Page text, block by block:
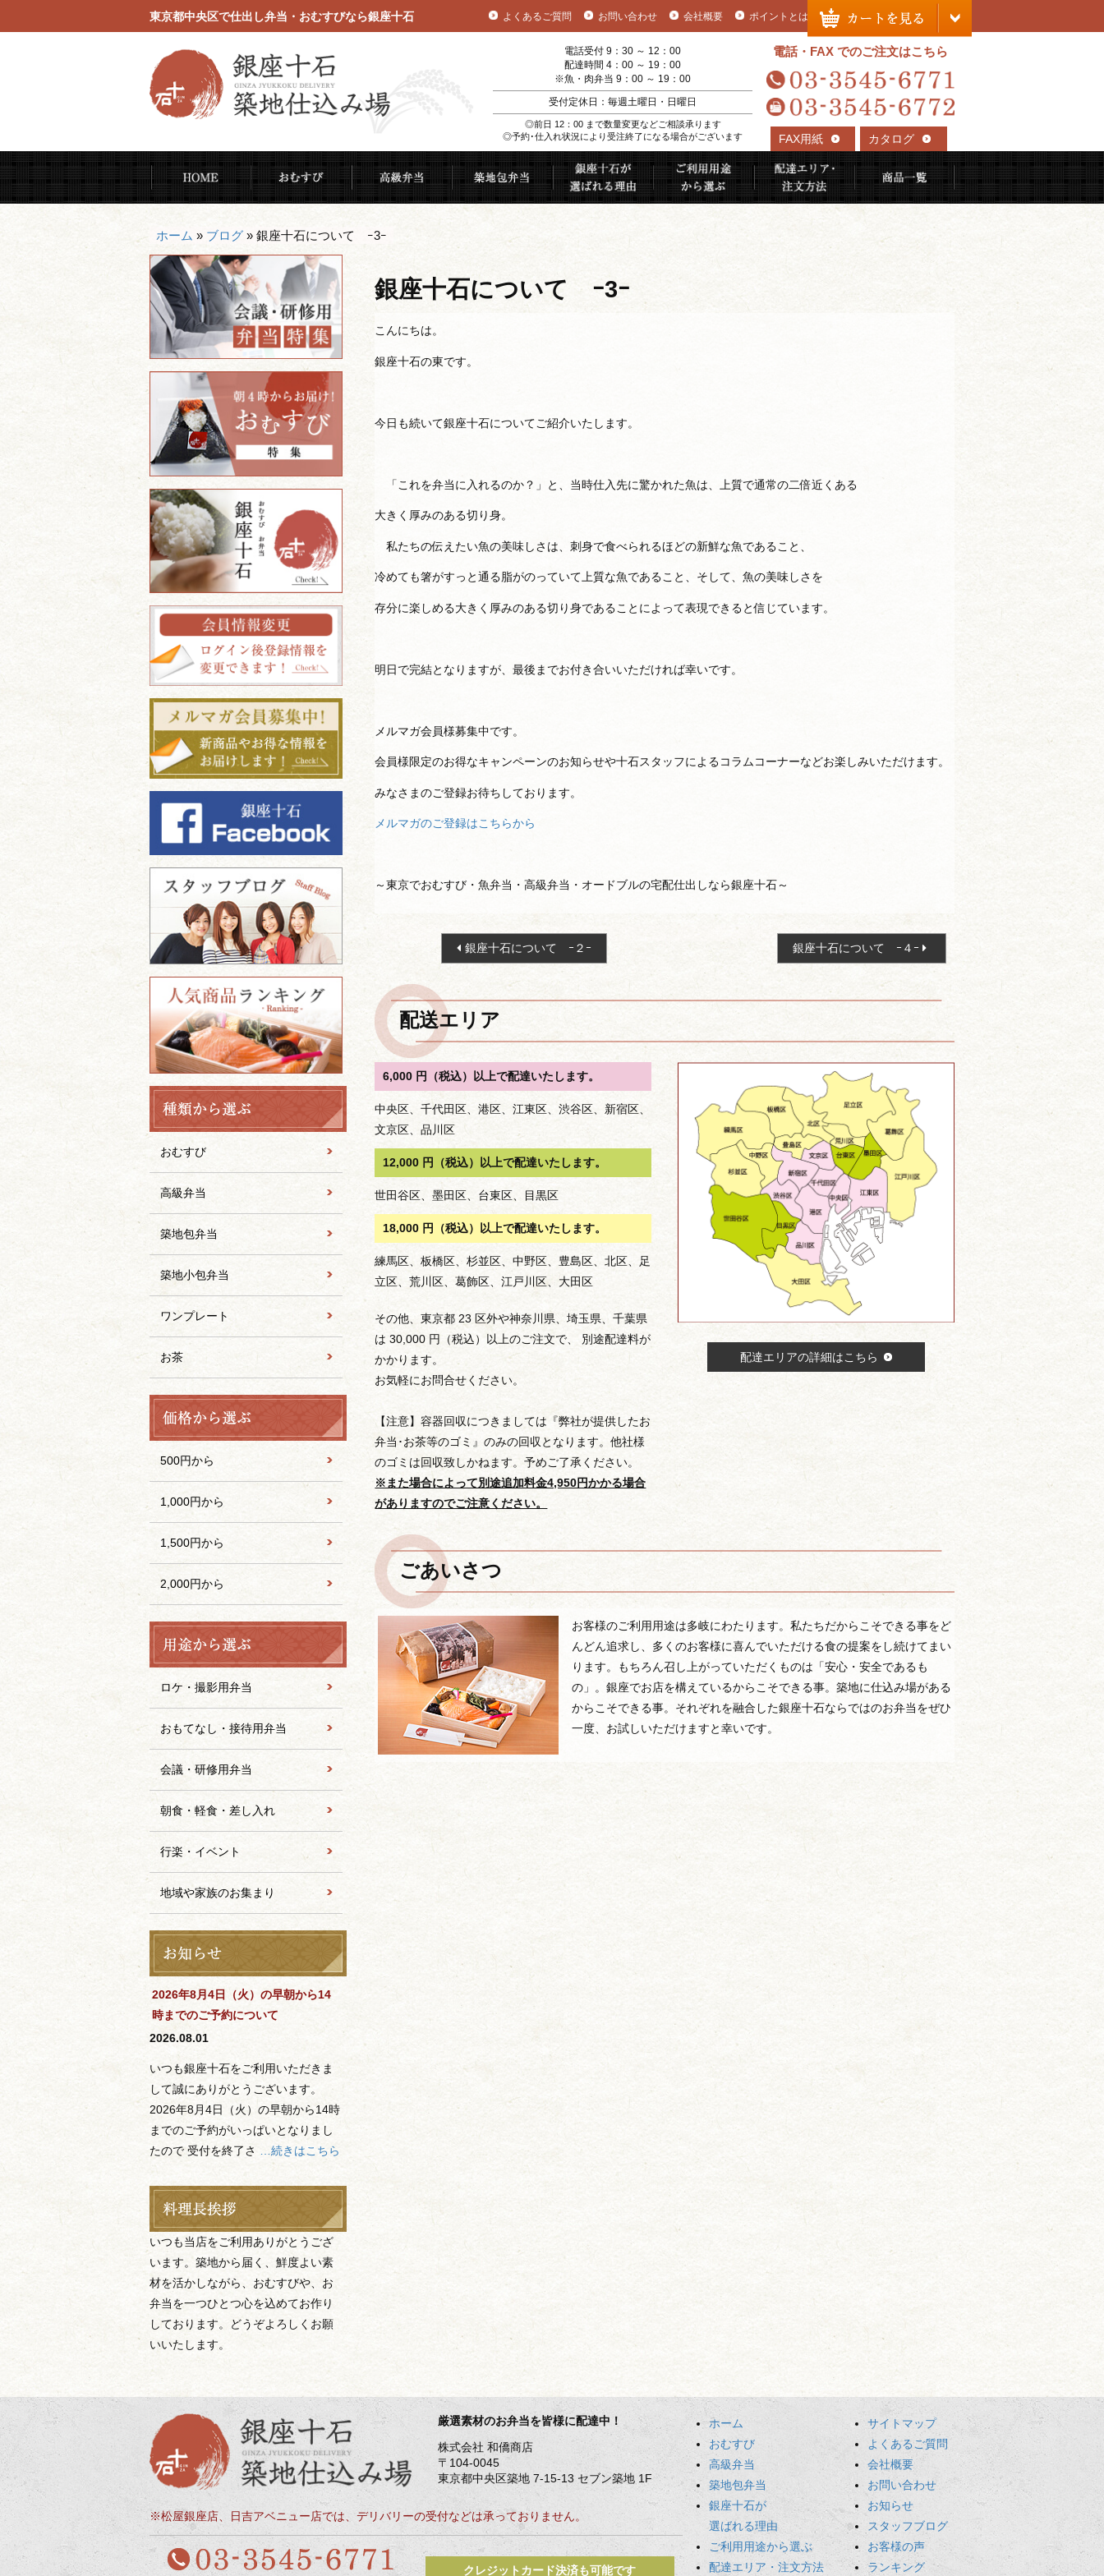
東京都中央区で仕出し弁当・おむすびなら銀座十石 よくあるご質問 お問い合わせ 会社概要 ポイントとは
電話受付 9：30 ～ 12：00
配達時間 4：00 ～ 19：00
※魚・肉弁当 9：00 ～ 19：00
受付定休日：毎週土曜日・日曜日
◎前日 12：00 まで数量変更などご相談承ります
◎予約･仕入れ状況により受注終了になる場合がございます
電話・FAX でのご注文はこちら
FAX用紙
カタログ
ン
テ
HOME おむすび 高級弁当 築地包弁当 銀座十石が選ばれる理由ご利用用途から選ぶ 配達エリア・注文方法商品一覧
ホーム » ブログ » 銀座十石について ｰ3ｰ
銀座十石について ｰ3ｰ
こんにちは。
銀座十石の東です。
今日も続いて銀座十石についてご紹介いたします。
「これを弁当に入れるのか？」と、当時仕入先に驚かれた魚は、上質で通常の二倍近くある
大きく厚みのある切り身。
私たちの伝えたい魚の美味しさは、刺身で食べられるほどの新鮮な魚であること、
冷めても箸がすっと通る脂がのっていて上質な魚であること、そして、魚の美味しさを
存分に楽しめる大きく厚みのある切り身であることによって表現できると信じています。
明日で完結となりますが、最後までお付き合いいただければ幸いです。
メルマガ会員様募集中です。
会員様限定のお得なキャンペーンのお知らせや十石スタッフによるコラムコーナーなどお楽しみいただけます。
みなさまのご登録お待ちしております。
メルマガのご登録はこちらから
～東京でおむすび・魚弁当・高級弁当・オードブルの宅配仕出しなら銀座十石～
ビ
ゲ
ー
シ
ョ
ン
銀座十石について ｰ２ｰ 銀座十石について ｰ４ｰ
配送エリア
6,000 円（税込）以上で配達いたします。
中央区、千代田区、港区、江東区、渋谷区、新宿区、
文京区、品川区
12,000 円（税込）以上で配達いたします。
世田谷区、墨田区、台東区、目黒区
18,000 円（税込）以上で配達いたします。
練馬区、板橋区、杉並区、中野区、豊島区、北区、足
立区、荒川区、葛飾区、江戸川区、大田区
その他、東京都 23 区外や神奈川県、埼玉県、千葉県
は 30,000 円（税込）以上のご注文で、 別途配達料が
かかります。
お気軽にお問合せください。
【注意】容器回収につきましては『弊社が提供したお
弁当･お茶等のゴミ』のみの回収となります。他社様
のゴミは回収致しかねます。予めご了承ください。
※また場合によって別途追加料金4,950円かかる場合
がありますのでご注意ください。
配達エリアの詳細はこちら
ごあいさつ
お客様のご利用用途は多岐にわたります。私たちだからこそできる事をど
んどん追求し、多くのお客様に喜んでいただける食の提案をし続けてまい
ります。もちろん召し上がっていただくものは「安心・安全であるも
の」。銀座でお店を構えているからこそできる事。築地に仕込み場がある
からこそできる事。それぞれを融合した銀座十石ならではのお弁当をぜひ
一度、お試しいただけますと幸いです。
種類から選ぶ
おむすび
高級弁当
築地包弁当
築地小包弁当
ワンプレート
お茶
価格から選ぶ
500円から
1,000円から
1,500円から
2,000円から
用途から選ぶ
ロケ・撮影用弁当
おもてなし・接待用弁当
会議・研修用弁当
朝食・軽食・差し入れ
行楽・イベント
地域や家族のお集まり
お知らせ
2026年8月4日（火）の早朝から14
時までのご予約について
2026.08.01
いつも銀座十石をご利用いただきま
して誠にありがとうございます。
2026年8月4日（火）の早朝から14時
までのご予約がいっぱいとなりまし
たので 受付を終了さ
…続きはこちら
いつも当店をご利用ありがとうござ
います。築地から届く、鮮度よい素
材を活かしながら、おむすびや、お
弁当を一つひとつ心を込めてお作り
しております。どうぞよろしくお願
いいたします。
厳選素材のお弁当を皆様に配達中！
株式会社 和僑商店
〒104-0045
東京都中央区築地 7-15-13 セブン築地 1F
※松屋銀座店、日吉アベニュー店では、デリバリーの受付などは承っておりません。
クレジットカード決済も可能です
ホーム
おむすび
高級弁当
築地包弁当
銀座十石が
選ばれる理由
ご利用用途から選ぶ
配達エリア・注文方法
サイトマップ
よくあるご質問
会社概要
お問い合わせ
お知らせ
スタッフブログ
お客様の声
ランキング